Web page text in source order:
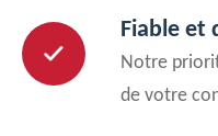
Fiable et
Notre
de votre